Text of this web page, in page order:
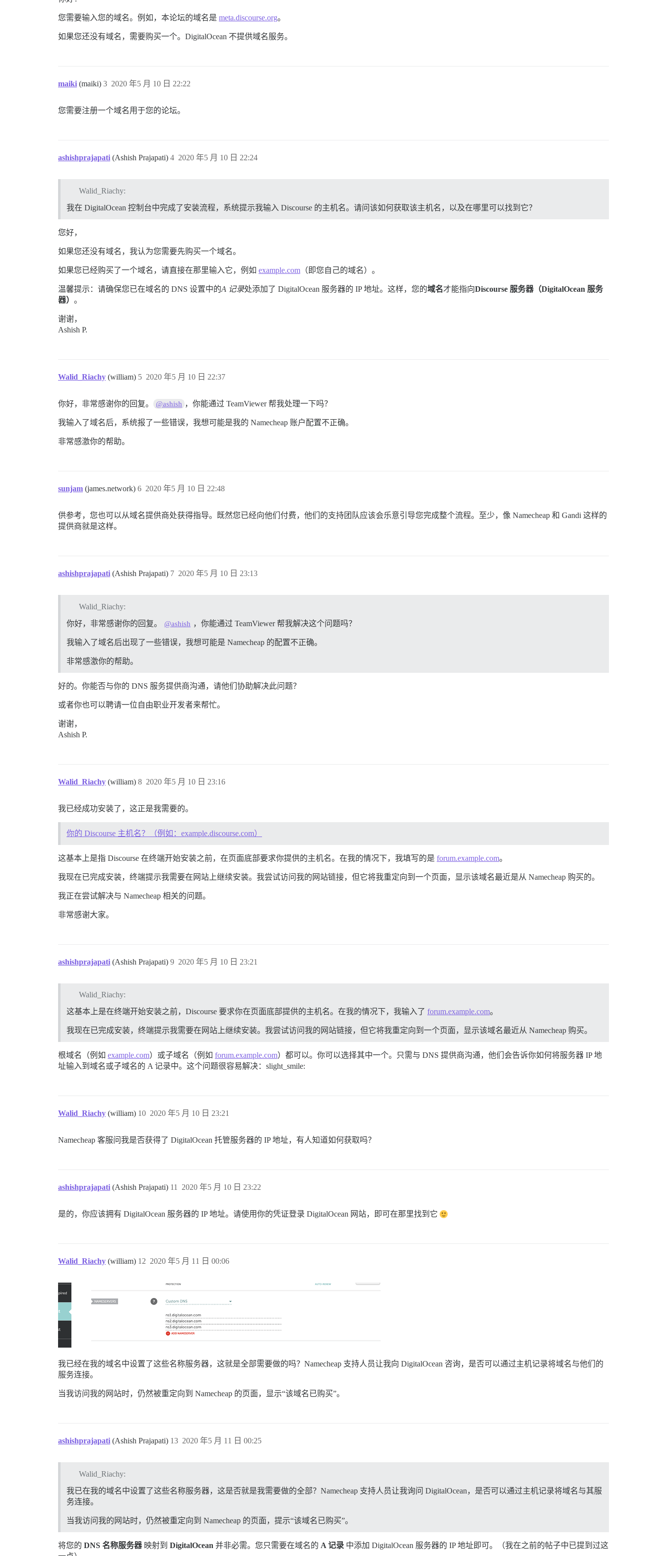
您需要输入您的域名。例如，本论坛的域名是 meta.discourse.org。
如果您还没有域名，需要购买一个。DigitalOcean 不提供域名服务。
maiki (maiki) 2020 年5 月 10 日 22:22
3
您需要注册一个域名用于您的论坛。
ashishprajapati (Ashish Prajapati) 2020 年5 月 10 日 22:24
4
Walid_Riachy:
我在 DigitalOcean 控制台中完成了安装流程，系统提示我输入 Discourse 的主机名。请问该如何获取该主机名，以及在哪里可以找到它？
您好，
如果您还没有域名，我认为您需要先购买一个域名。
如果您已经购买了一个域名，请直接在那里输入它，例如 example.com （即您自己的域名）。
温馨提示：请确保您已在域名的 DNS 设置中的A 记录处添加了 DigitalOcean 服务器的 IP 地址。这样，您的域名才能指向Discourse 服务器（DigitalOcean 服务
器） 。
谢谢，
Ashish P.
Walid_Riachy (william) 2020 年5 月 10 日 22:37
5
你好，非常感谢你的回复。 @ashish ，你能通过 TeamViewer 帮我处理一下吗？
我输入了域名后，系统报了一些错误，我想可能是我的 Namecheap 账户配置不正确。
非常感激你的帮助。
sunjam (james.network) 2020 年5 月 10 日 22:48
6
供参考，您也可以从域名提供商处获得指导。既然您已经向他们付费，他们的支持团队应该会乐意引导您完成整个流程。至少，像 Namecheap 和 Gandi 这样的
提供商就是这样。
ashishprajapati (Ashish Prajapati) 2020 年5 月 10 日 23:13
7
Walid_Riachy:
你好，非常感谢你的回复。
@ashish ，你能通过 TeamViewer 帮我解决这个问题吗？
我输入了域名后出现了一些错误，我想可能是 Namecheap 的配置不正确。
非常感激你的帮助。
好的。你能否与你的 DNS 服务提供商沟通，请他们协助解决此问题？
或者你也可以聘请一位自由职业开发者来帮忙。
谢谢，
Ashish P.
Walid_Riachy (william) 2020 年5 月 10 日 23:16
8
我已经成功安装了，这正是我需要的。
你的 Discourse 主机名？（例如：example.discourse.com）
这基本上是指 Discourse 在终端开始安装之前，在页面底部要求你提供的主机名。在我的情况下，我填写的是 forum.example.com。
我现在已完成安装，终端提示我需要在网站上继续安装。我尝试访问我的网站链接，但它将我重定向到一个页面，显示该域名最近是从 Namecheap 购买的。
我正在尝试解决与 Namecheap 相关的问题。
非常感谢大家。
ashishprajapati (Ashish Prajapati) 2020 年5 月 10 日 23:21
9
Walid_Riachy:
这基本上是在终端开始安装之前，Discourse 要求你在页面底部提供的主机名。在我的情况下，我输入了 forum.example.com。
我现在已完成安装，终端提示我需要在网站上继续安装。我尝试访问我的网站链接，但它将我重定向到一个页面，显示该域名最近从 Namecheap 购买。
根域名（例如 example.com）或子域名（例如 forum.example.com）都可以。你可以选择其中一个。只需与 DNS 提供商沟通，他们会告诉你如何将服务器 IP 地
址输入到域名或子域名的 A 记录中。这个问题很容易解决：slight_smile:
Walid_Riachy (william) 2020 年5 月 10 日 23:21
10
Namecheap 客服问我是否获得了 DigitalOcean 托管服务器的 IP 地址，有人知道如何获取吗？
ashishprajapati (Ashish Prajapati) 2020 年5 月 10 日 23:22
11
是的，你应该拥有 DigitalOcean 服务器的 IP 地址。请使用你的凭证登录 DigitalOcean 网站，即可在那里找到它
Walid_Riachy (william) 2020 年5 月 11 日 00:06
12
我已经在我的域名中设置了这些名称服务器，这就是全部需要做的吗？Namecheap 支持人员让我向 DigitalOcean 咨询，是否可以通过主机记录将域名与他们的
服务连接。
当我访问我的网站时，仍然被重定向到 Namecheap 的页面，显示“该域名已购买”。
ashishprajapati (Ashish Prajapati) 2020 年5 月 11 日 00:25
13
Walid_Riachy:
我已在我的域名中设置了这些名称服务器，这是否就是我需要做的全部？Namecheap 支持人员让我询问 DigitalOcean，是否可以通过主机记录将域名与其服
务连接。
当我访问我的网站时，仍然被重定向到 Namecheap 的页面，提示“该域名已购买”。
将您的 DNS 名称服务器映射到 DigitalOcean 并非必需。您只需要在域名的 A 记录 中添加 DigitalOcean 服务器的 IP 地址即可。（我在之前的帖子中已提到过这